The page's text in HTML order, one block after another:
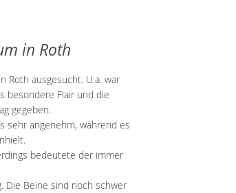
in Roth
Roth ausgesucht. U.a. war
besondere Flair und die
gegeben.
sehr angenehm, während es
bedeutete der immer
Die Beine sind noch schwer